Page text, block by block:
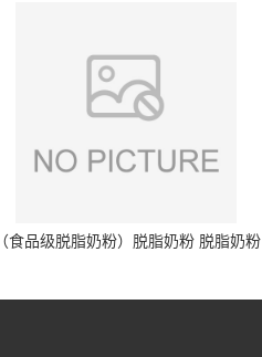
（食品级脱脂奶粉）脱脂奶粉 脱脂奶粉